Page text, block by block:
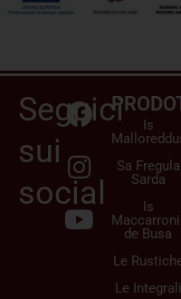
Seguici
sui
social
Is
Sa Fregula
Sarda
Is
de Busa
Le
Le Integrali